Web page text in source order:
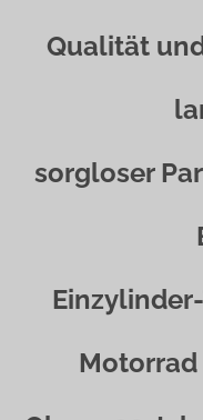
Qualität
sorgloser